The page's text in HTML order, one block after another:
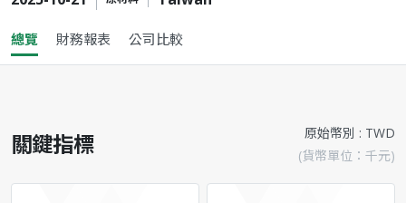
總覽 財務報表 公司比較
關鍵指標
原始幣別 : TWD
(貨幣單位：千元)